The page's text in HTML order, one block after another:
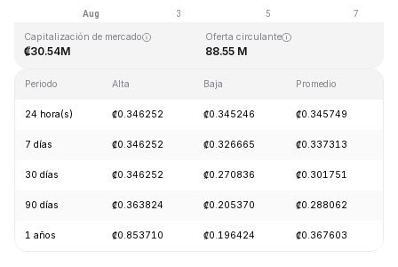
Capitalización de mercado
₡30.54M
Oferta circulante
88.55 M
Periodo Alta Baja Promedio
24 hora(s) ₡0.346252 ₡0.345246 ₡0.345749
7 días ₡0.346252 ₡0.326665 ₡0.337313
30 días ₡0.346252 ₡0.270836 ₡0.301751
90 días ₡0.363824 ₡0.205370 ₡0.288062
1 años ₡0.853710 ₡0.196424 ₡0.367603